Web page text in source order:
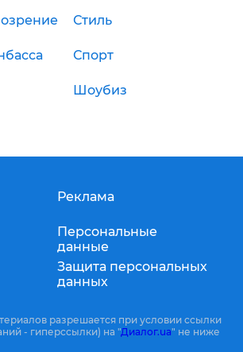
Стиль
Спорт
Шоубиз
Реклама
Персональные
данные
Защита персональных
данных
разрешается при условии ссылки
- гиперссылки) на "Диалог.ua" не ниже